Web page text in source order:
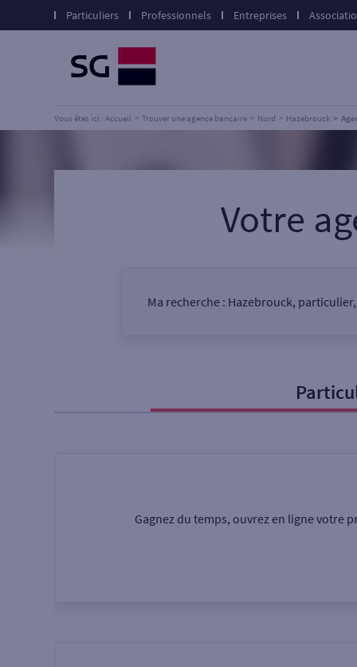
Particuliers Professionnels Entreprises
Vous êtes ici : Accueil Trouver une agence bancaire Nord Hazebrouck
Votre
Ma recherche : Hazebrouck,
Gagnez du temps, ouvrez en ligne votre